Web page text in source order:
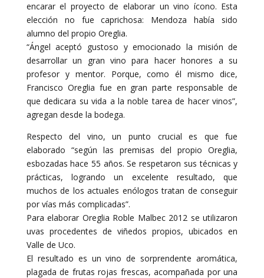
encarar el proyecto de elaborar un vino ícono. Esta
elección no fue caprichosa: Mendoza había sido
alumno del propio Oreglia.
“Ángel aceptó gustoso y emocionado la misión de
desarrollar un gran vino para hacer honores a su
profesor y mentor. Porque, como él mismo dice,
Francisco Oreglia fue en gran parte responsable de
que dedicara su vida a la noble tarea de hacer vinos”,
agregan desde la bodega.
Respecto del vino, un punto crucial es que fue
elaborado “según las premisas del propio Oreglia,
esbozadas hace 55 años. Se respetaron sus técnicas y
prácticas, logrando un excelente resultado, que
muchos de los actuales enólogos tratan de conseguir
por vías más complicadas”.
Para elaborar Oreglia Roble Malbec 2012 se utilizaron
uvas procedentes de viñedos propios, ubicados en
Valle de Uco.
El resultado es un vino de sorprendente aromática,
plagada de frutas rojas frescas, acompañada por una